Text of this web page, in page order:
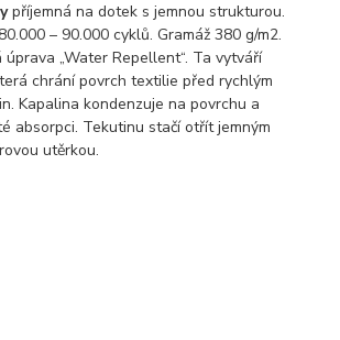
příjemná na dotek s jemnou strukturou.
– 90.000 cyklů. Gramáž 380 g/m2.
„Water Repellent“. Ta vytváří
chrání povrch textilie před rychlým
Kapalina kondenzuje na povrchu a
absorpci. Tekutinu stačí otřít jemným
utěrkou.